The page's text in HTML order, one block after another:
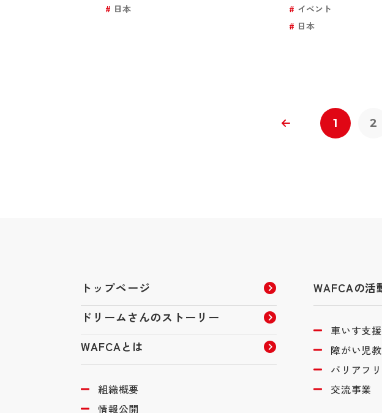
日本
イベント
日本
1 2
トップページ
ドリームさんのストーリー
WAFCAとは
組織概要
情報公開
WAFCAの活
車いす支
障がい児
バリアフ
交流事業